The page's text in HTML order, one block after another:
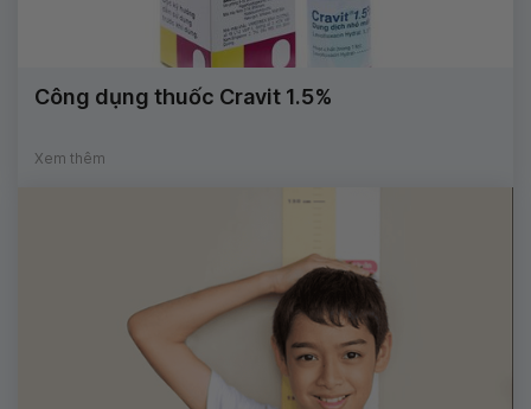
Công dụng thuốc Cravit 1.5%
Xem thêm